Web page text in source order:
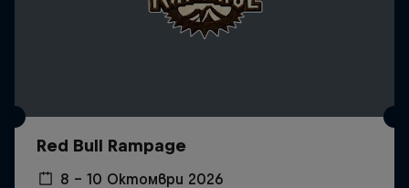
Red Bull Rampage
8 – 10 Октомври 2026